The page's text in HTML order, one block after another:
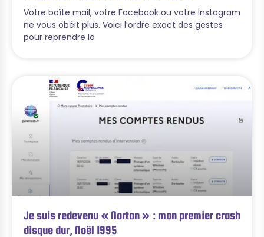
Votre boîte mail, votre Facebook ou votre Instagram
ne vous obéit plus. Voici l’ordre exact des gestes
pour reprendre la
Je suis redevenu « Norton » : mon premier crash
disque dur, Noël 1995